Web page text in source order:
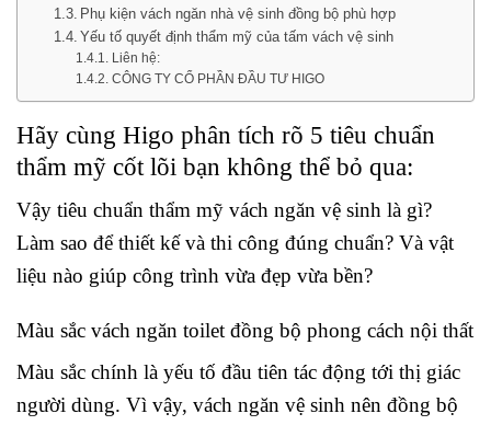
Phụ kiện vách ngăn nhà vệ sinh đồng bộ phù hợp
Yếu tố quyết định thẩm mỹ của tấm vách vệ sinh
Liên hệ:
CÔNG TY CỔ PHẦN ĐẦU TƯ HIGO
Hãy cùng Higo phân tích rõ 5 tiêu chuẩn
thẩm mỹ cốt lõi bạn không thể bỏ qua:
Vậy tiêu chuẩn thẩm mỹ vách ngăn vệ sinh là gì?
Làm sao để thiết kế và thi công đúng chuẩn? Và vật
liệu nào giúp công trình vừa đẹp vừa bền?
Màu sắc vách ngăn toilet đồng bộ phong cách nội thất
Màu sắc chính là yếu tố đầu tiên tác động tới thị giác
người dùng. Vì vậy, vách ngăn vệ sinh nên đồng bộ